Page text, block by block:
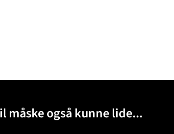
måske også kunne lide...